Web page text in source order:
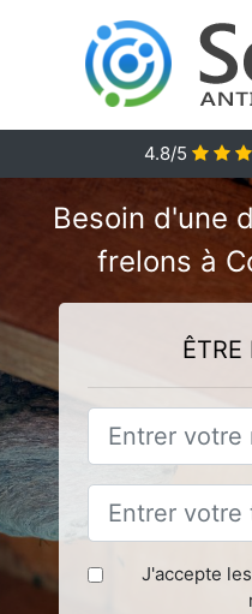
4.8/5
Besoin d'une
frelons à
ÊTRE
J'accepte les